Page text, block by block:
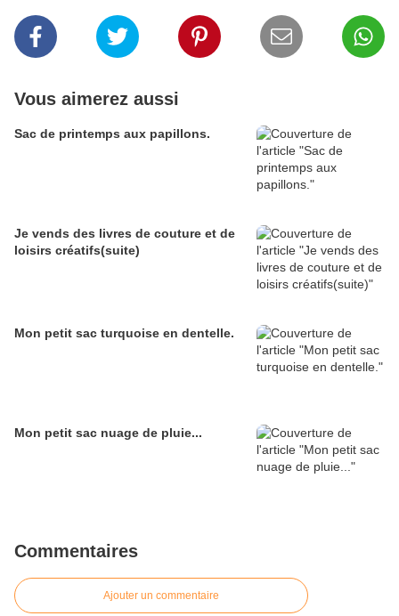
Vous aimerez aussi
Sac de printemps aux papillons.
Je vends des livres de couture et de
loisirs créatifs(suite)
Mon petit sac turquoise en dentelle.
Mon petit sac nuage de pluie...
Commentaires
Ajouter un commentaire